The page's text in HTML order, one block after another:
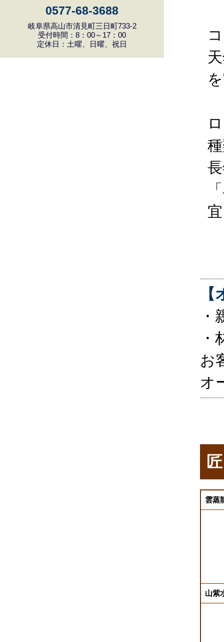
0577-68-3688
岐阜県高山市清見町三日町733-2
受付時間：8：00～17：00
定休日：土曜、日曜、祝日
お
オ
雲蒸
山紫